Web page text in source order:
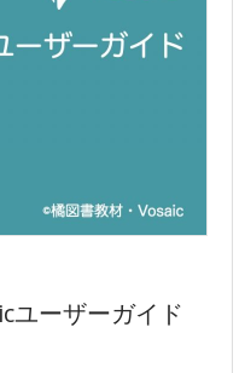
ユーザーガイド